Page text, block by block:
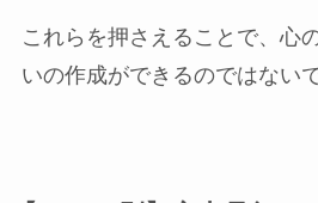
これらを押さえることで、心
いの作成ができるのではない